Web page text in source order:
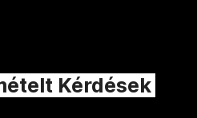
Kérdések